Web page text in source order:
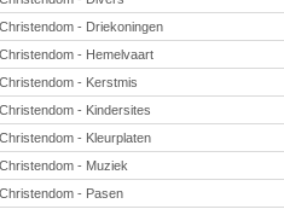
Christendom - Driekoningen
Christendom - Hemelvaart
Christendom - Kerstmis
Christendom - Kindersites
Christendom - Kleurplaten
Christendom - Muziek
Christendom - Pasen